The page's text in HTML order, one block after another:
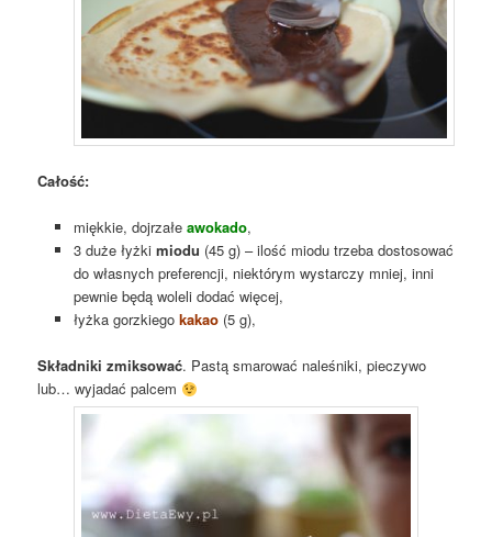
Całość:
miękkie, dojrzałe awokado,
3 duże łyżki miodu (45 g) – ilość miodu trzeba dostosować
do własnych preferencji, niektórym wystarczy mniej, inni
pewnie będą woleli dodać więcej,
łyżka gorzkiego kakao(5 g),
Składniki zmiksować. Pastą smarować naleśniki, pieczywo
lub… wyjadać palcem